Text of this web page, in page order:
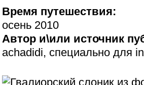
Время путешествия:
осень 2010
Автор и\или источник
achadidi, специально для